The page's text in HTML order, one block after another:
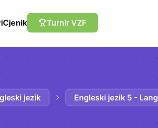
Cjenik Turnir VZF
jezik Engleski jezik 5 -